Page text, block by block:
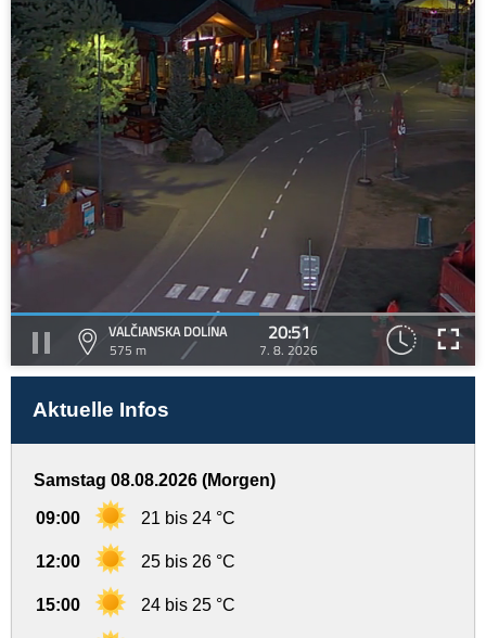
VALČIANSKA DOLINA
575 m
20:51
7. 8. 2026
Aktuelle Infos
Samstag 08.08.2026 (Morgen)
09:00 21 bis 24 °C
12:00 25 bis 26 °C
15:00 24 bis 25 °C